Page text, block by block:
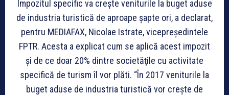
Impozitul specific va creşte veniturile la buget aduse
de industria turistică de aproape şapte ori, a declarat,
pentru MEDIAFAX, Nicolae Istrate, vicepreşedintele
FPTR. Acesta a explicat cum se aplică acest impozit
şi de ce doar 20% dintre societăţile cu activitate
specifică de turism îl vor plăti. “În 2017 veniturile la
buget aduse de industria turistică vor creşte de